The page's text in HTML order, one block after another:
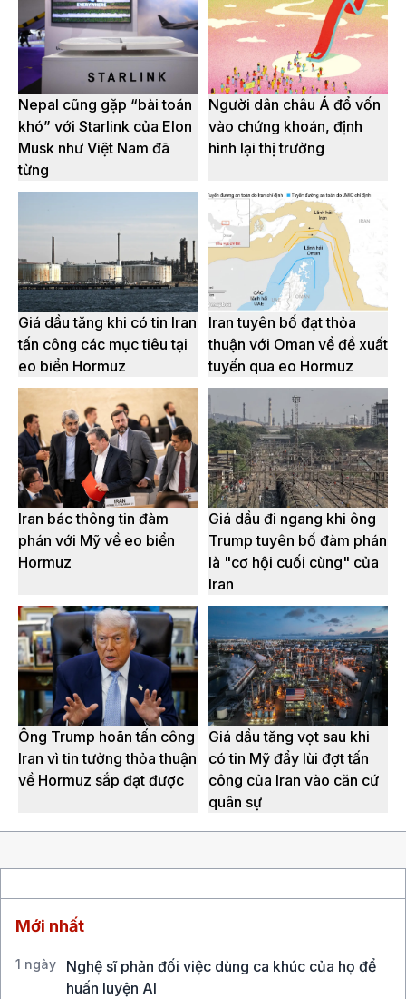
Nepal cũng gặp “bài toán
khó” với Starlink của Elon
Musk như Việt Nam đã
từng
Người dân châu Á đổ vốn
vào chứng khoán, định
hình lại thị trường
Giá dầu tăng khi có tin Iran
tấn công các mục tiêu tại
eo biển Hormuz
Iran tuyên bố đạt thỏa
thuận với Oman về đề xuất
tuyến qua eo Hormuz
Iran bác thông tin đàm
phán với Mỹ về eo biển
Hormuz
Giá dầu đi ngang khi ông
Trump tuyên bố đàm phán
là "cơ hội cuối cùng" của
Iran
Ông Trump hoãn tấn công
Iran vì tin tưởng thỏa thuận
về Hormuz sắp đạt được
Giá dầu tăng vọt sau khi
có tin Mỹ đẩy lùi đợt tấn
công của Iran vào căn cứ
quân sự
Mới nhất
1 ngày
Nghệ sĩ phản đối việc dùng ca khúc của họ để
huấn luyện AI